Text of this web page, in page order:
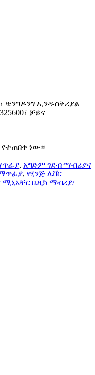
ቼንግዶንግ ኢንዱስትሪያል
ቻይና
የተጠበቀ ነው።
, አግድም ገደብ ማብሪያና
, የሂንጅ ሌቨር
ሚኒአቸር ቤዚክ ማብሪያ/